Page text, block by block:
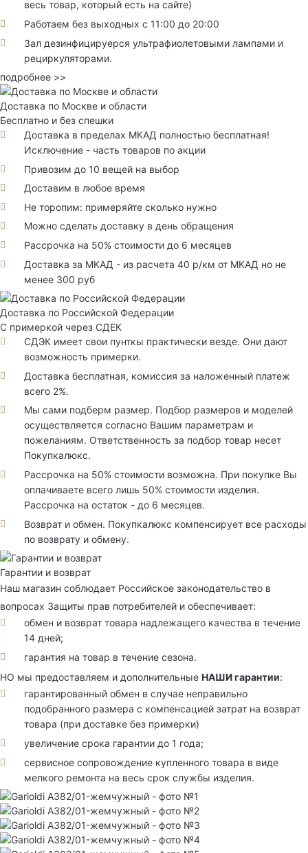
весь товар, который есть на сайте)
Работаем без выходных с 11:00 до 20:00
Зал дезинфицируерся ультрафиолетовыми лампами и
рециркуляторами.
подробнее >>
Доставка по Москве и области
Бесплатно и без спешки
Доставка в пределах МКАД полностью бесплатная!
Исключение - часть товаров по акции
Привозим до 10 вещей на выбор
Доставим в любое время
Не торопим: примеряйте сколько нужно
Можно сделать доставку в день обращения
Рассрочка на 50% стоимости до 6 месяцев
Доставка за МКАД - из расчета 40 р/км от МКАД но не
менее 300 руб
Доставка по Российской Федерации
С примеркой через СДЕК
СДЭК имеет свои пунткы практически везде. Они дают
возможность примерки.
Доставка бесплатная, комиссия за наложенный платеж
всего 2%.
Мы сами подберм размер. Подбор размеров и моделей
осуществляется согласно Вашим параметрам и
пожеланиям. Ответственность за подбор товар несет
Покупкалюкс.
Рассрочка на 50% стоимости возможна. При покупке Вы
оплачиваете всего лишь 50% стоимости изделия.
Рассрочка на остаток - до 6 месяцев.
Возврат и обмен. Покупкалюкс компенсирует все расходы
по возврату и обмену.
Гарантии и возврат
Наш магазин соблюдает Российское законодательство в
вопросах Защиты прав потребителей и обеспечивает:
обмен и возврат товара надлежащего качества в течение
14 дней;
гарантия на товар в течение сезона.
НО мы предоставляем и дополнительные НАШИ гарантии:
гарантированный обмен в случае неправильно
подобранного размера с компенсацией затрат на возврат
товара (при доставке без примерки)
увеличение срока гарантии до 1 года;
сервисное сопровождение купленного товара в виде
мелкого ремонта на весь срок службы изделия.